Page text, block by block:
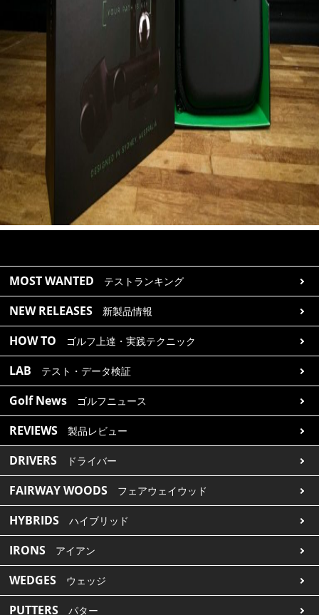
MOST WANTED テストランキング
NEW RELEASES 新製品情報
HOW TO ゴルフ上達・実践テクニック
LAB テスト・データ検証
Golf News ゴルフニュース
REVIEWS 製品レビュー
DRIVERS ドライバー
FAIRWAY WOODS フェアウェイウッド
HYBRIDS ハイブリッド
IRONS アイアン
WEDGES ウェッジ
PUTTERS パター